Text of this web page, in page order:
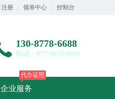
注册 领券中心 控制台
130-8778-6688
电话：077-8818-6688
企业服务
代办证照